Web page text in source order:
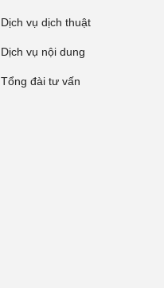
Dịch vụ dịch thuật
Dịch vụ nội dung
Tổng đài tư vấn